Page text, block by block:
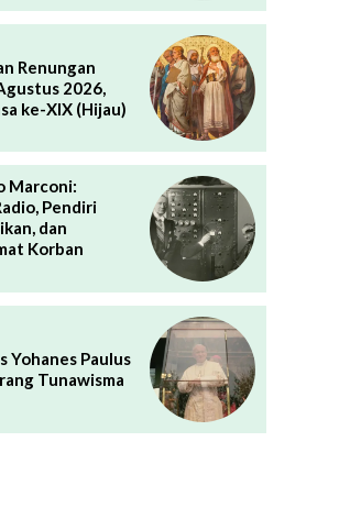
Renungan
2026,
ke-XIX (Hijau)
Marconi:
Pendiri
dan
Korban
Yohanes Paulus
Tunawisma